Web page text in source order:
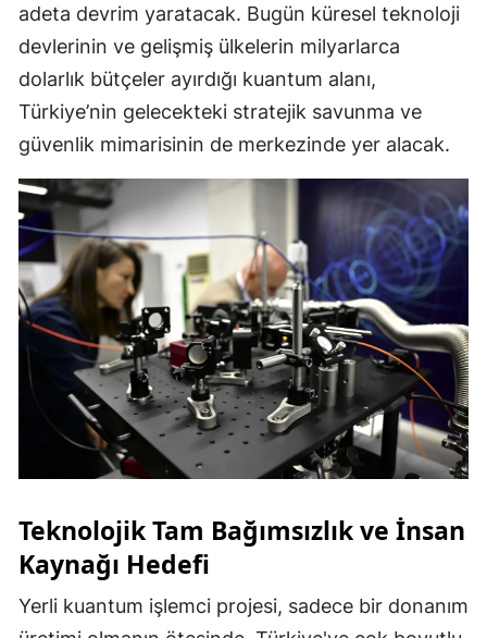
adeta devrim yaratacak. Bugün küresel teknoloji
devlerinin ve gelişmiş ülkelerin milyarlarca
dolarlık bütçeler ayırdığı kuantum alanı,
Türkiye’nin gelecekteki stratejik savunma ve
güvenlik mimarisinin de merkezinde yer alacak.
Teknolojik Tam Bağımsızlık ve İnsan
Kaynağı Hedefi
Yerli kuantum işlemci projesi, sadece bir donanım